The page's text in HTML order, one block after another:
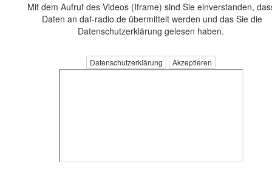
Mit dem Aufruf des Videos (Iframe) sind Sie einverstanden,
Daten an daf-radio.de übermittelt werden und das Sie die
Datenschutzerklärung gelesen haben.
Datenschutzerklärung